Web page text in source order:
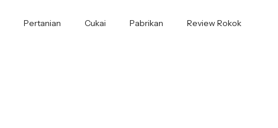
Pertanian Cukai Pabrikan Review Rokok